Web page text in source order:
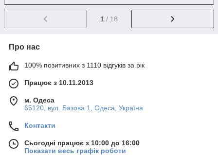
1 / 18
Про нас
100% позитивних з 1110 відгуків за рік
Працює з 10.11.2013
м. Одеса
65120, вул. Базова 1, Одеса, Україна
Контакти
Сьогодні працює з 10:00 до 16:00
Показати весь графік роботи